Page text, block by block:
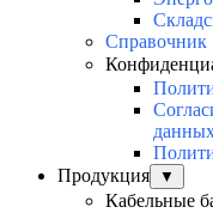
Справочник
Продукция
▼
Кабельные